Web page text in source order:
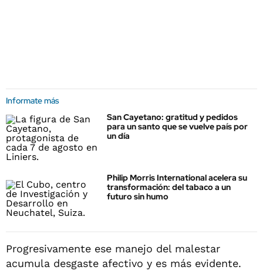
Informate más
San Cayetano: gratitud y pedidos
para un santo que se vuelve país por
un día
Philip Morris International acelera su
transformación: del tabaco a un
futuro sin humo
Progresivamente ese manejo del malestar
acumula desgaste afectivo y es más evidente.